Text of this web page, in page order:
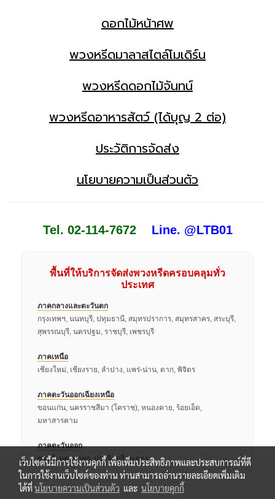
ดอกไม้หน้าศพ
พวงหรีดมาลาสไตล์โมเดิร์น
พวงหรีดดอกไม้จันทน์
พวงหรีดอาหารสัตว์ (ได้บุญ 2 ต่อ)
ประวัติการจัดส่ง
นโยบายความเป็นส่วนตัว
Tel. 02-114-7672 Line. @LTB01
พื้นที่ให้บริการจัดส่งพวงหรีดครอบคลุมทั่ว
ประเทศ
ภาคกลางและตะวันตก
กรุงเทพฯ, นนทบุรี, ปทุมธานี, สมุทรปราการ, สมุทรสาคร, สระบุรี,
สุพรรณบุรี, นครปฐม, ราชบุรี, เพชรบุรี
ภาคเหนือ
เชียงใหม่, เชียงราย, ลำปาง, แพร่-น่าน, ตาก, พิจิตร
ภาคตะวันออกเฉียงเหนือ
ขอนแก่น, นครราชสีมา (โคราช), หนองคาย, ร้อยเอ็ด,
มหาสารคาม
ภาคตะวันออก
ชลบุรี, นครนายก, ปราจีนบุรี, ระยอง
เว็บไซต์นี้มีการใช้งานคุกกี้ เพื่อเพิ่มประสิทธิภาพและประสบการณ์ที่ดี
ในการใช้งานเว็บไซต์ของท่าน ท่านสามารถอ่านรายละเอียดเพิ่มเติม
ได้ที่นโยบายความเป็นส่วนตัว และ นโยบายคุกกี้